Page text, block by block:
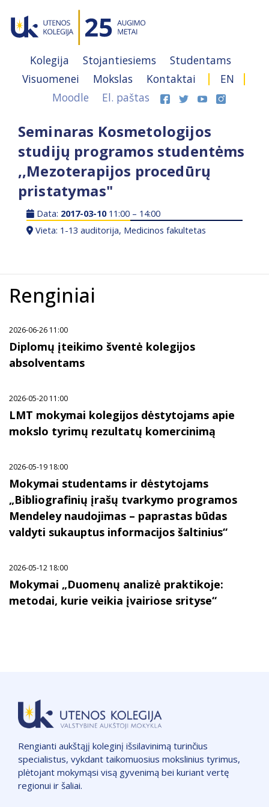
Kolegija Stojantiesiems
Studentams
Visuomenei
Mokslas Kontaktai
EN
Moodle
El. paštas
Seminaras Kosmetologijos
studijų programos studentėms
,,Mezoterapijos procedūrų
pristatymas"
Data: 2017-03-1011:00 – 14:00
Vieta: 1-13 auditorija, Medicinos fakultetas
Renginiai
2026-06-26 11:00
Diplomų įteikimo šventė kolegijos
absolventams
2026-05-20 11:00
LMT mokymai kolegijos dėstytojams apie
mokslo tyrimų rezultatų komercinimą
2026-05-19 18:00
Mokymai studentams ir dėstytojams
„Bibliografinių įrašų tvarkymo programos
Mendeley naudojimas – paprastas būdas
valdyti sukauptus informacijos šaltinius“
2026-05-12 18:00
Mokymai „Duomenų analizė praktikoje:
metodai, kurie veikia įvairiose srityse“
Rengianti aukštąjį koleginį išsilavinimą turinčius
specialistus, vykdant taikomuosius mokslinius tyrimus,
plėtojant mokymąsi visą gyvenimą bei kuriant vertę
regionui ir šaliai.